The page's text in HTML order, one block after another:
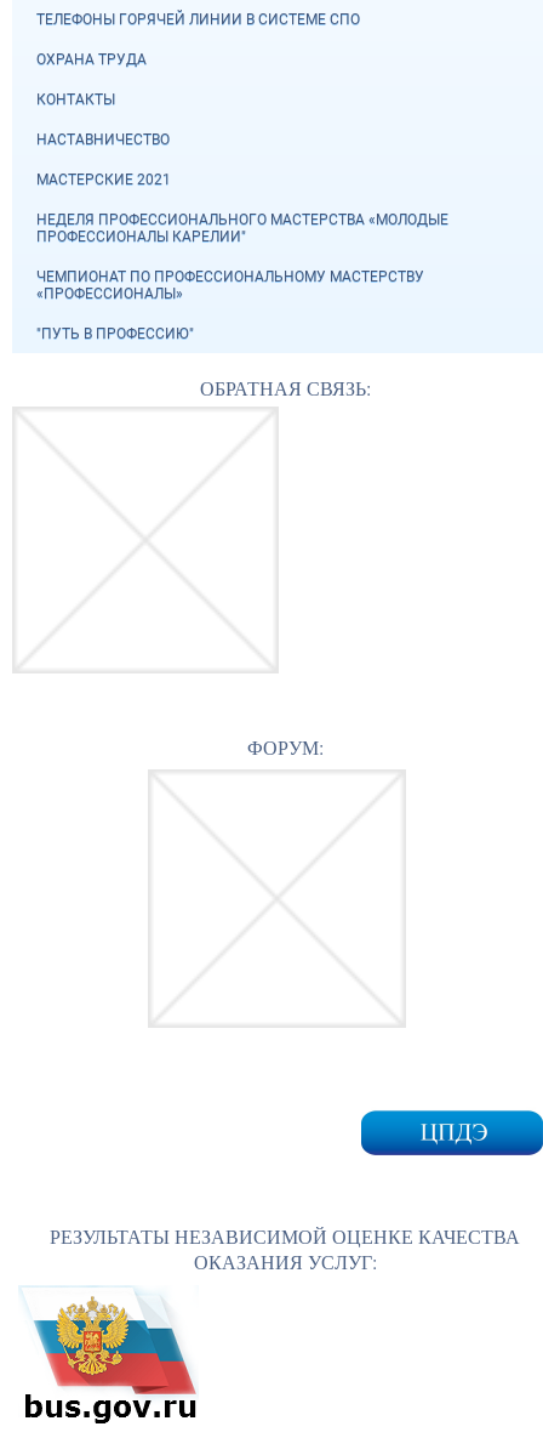
ТЕЛЕФОНЫ ГОРЯЧЕЙ ЛИНИИ В СИСТЕМЕ СПО
ОХРАНА ТРУДА
КОНТАКТЫ
НАСТАВНИЧЕСТВО
МАСТЕРСКИЕ 2021
НЕДЕЛЯ ПРОФЕССИОНАЛЬНОГО МАСТЕРСТВА «МОЛОДЫЕ
ПРОФЕССИОНАЛЫ КАРЕЛИИ"
ЧЕМПИОНАТ ПО ПРОФЕССИОНАЛЬНОМУ МАСТЕРСТВУ
«ПРОФЕССИОНАЛЫ»
"ПУТЬ В ПРОФЕССИЮ"
ОБРАТНАЯ СВЯЗЬ:
ФОРУМ:
РЕЗУЛЬТАТЫ НЕЗАВИСИМОЙ ОЦЕНКЕ КАЧЕСТВА
ОКАЗАНИЯ УСЛУГ: